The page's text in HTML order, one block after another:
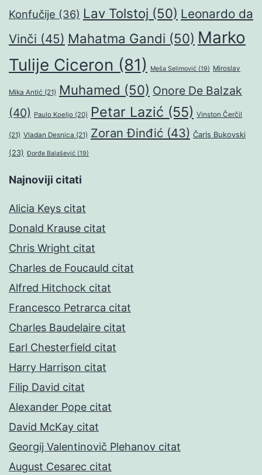
Konfučije (36) Lav Tolstoj (50) Leonardo da
Vinči (45) Mahatma Gandi (50) Marko
Tulije Ciceron (81) Meša Selimović (19) Miroslav
Mika Antić (21) Muhamed (50) Onore De Balzak
(40) Paulo Koeljo (20) Petar Lazić (55) Vinston Čerčil
(21) Vladan Desnica (21) Zoran Đinđić (43) Čarls Bukovski
(23) Đorđe Balašević (19)
Najnoviji citati
Alicia Keys citat
Donald Krause citat
Chris Wright citat
Charles de Foucauld citat
Alfred Hitchock citat
Francesco Petrarca citat
Charles Baudelaire citat
Earl Chesterfield citat
Harry Harrison citat
Filip David citat
Alexander Pope citat
David McKay citat
Georgij Valentinovič Plehanov citat
August Cesarec citat